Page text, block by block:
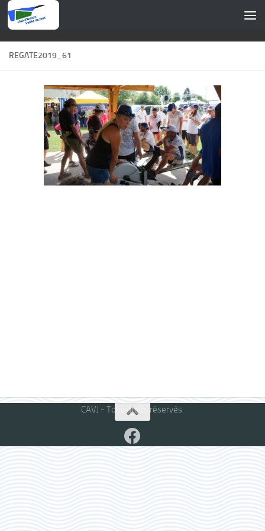
Skip to content
REGATE2019_61
CAVJ - Tous droits réservés.